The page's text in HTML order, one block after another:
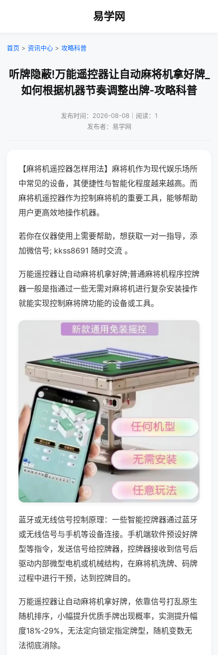
易学网
首页 > 资讯中心 > 攻略科普
听牌隐蔽!万能遥控器让自动麻将机拿好牌_
如何根据机器节奏调整出牌-攻略科普
发布时间：2026-08-08｜阅读：1
发布者：易学网
【麻将机遥控器怎样用法】麻将机作为现代娱乐场所
中常见的设备，其便捷性与智能化程度越来越高。而
麻将机遥控器作为控制麻将机的重要工具，能够帮助
用户更高效地操作机器。
若你在仪器使用上需要帮助，想获取一对一指导，添
加微信号; kkss8691 随时交流 。
万能遥控器让自动麻将机拿好牌;普通麻将机程序控牌
器一般是指通过一些无需对麻将机进行复杂安装操作
就能实现控制麻将牌功能的设备或工具。
蓝牙或无线信号控制原理：一些智能控牌器通过蓝牙
或无线信号与手机等设备连接。手机端软件预设好牌
型等指令，发送信号给控牌器，控牌器接收到信号后
驱动内部微型电机或机械结构，在麻将机洗牌、码牌
过程中进行干预，达到控牌目的。
万能遥控器让自动麻将机拿好牌，依靠信号打乱原生
随机排序，小幅提升优质手牌出现概率，实测提升幅
度18%-29%，无法定向锁定指定牌型，随机变数无
法彻底消除。